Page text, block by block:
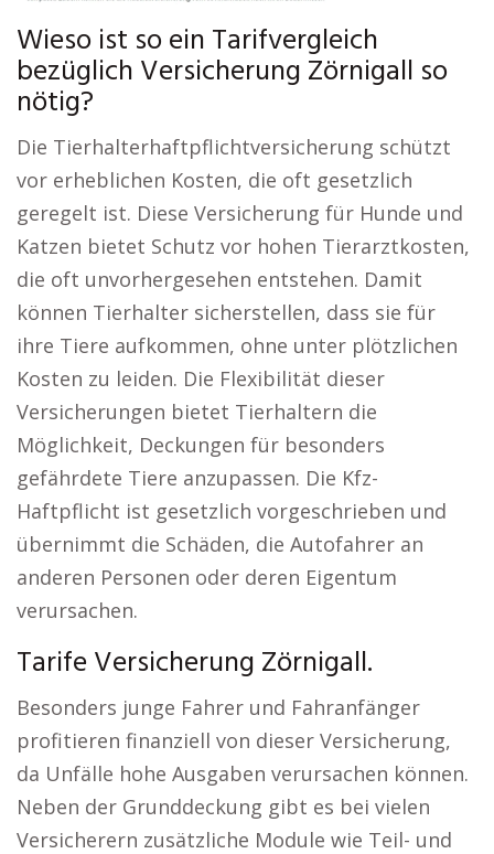
Wieso ist so ein Tarifvergleich
bezüglich Versicherung Zörnigall so
nötig?
Die Tierhalterhaftpflichtversicherung schützt
vor erheblichen Kosten, die oft gesetzlich
geregelt ist. Diese Versicherung für Hunde und
Katzen bietet Schutz vor hohen Tierarztkosten,
die oft unvorhergesehen entstehen. Damit
können Tierhalter sicherstellen, dass sie für
ihre Tiere aufkommen, ohne unter plötzlichen
Kosten zu leiden. Die Flexibilität dieser
Versicherungen bietet Tierhaltern die
Möglichkeit, Deckungen für besonders
gefährdete Tiere anzupassen. Die Kfz-
Haftpflicht ist gesetzlich vorgeschrieben und
übernimmt die Schäden, die Autofahrer an
anderen Personen oder deren Eigentum
verursachen.
Tarife Versicherung Zörnigall.
Besonders junge Fahrer und Fahranfänger
profitieren finanziell von dieser Versicherung,
da Unfälle hohe Ausgaben verursachen können.
Neben der Grunddeckung gibt es bei vielen
Versicherern zusätzliche Module wie Teil- und